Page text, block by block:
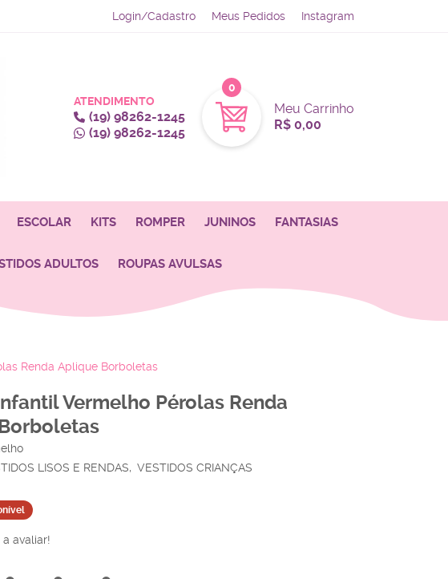
Login/Cadastro Meus Pedidos Instagram
ATENDIMENTO
(19)98262-1245
(19)98262-1245
Meu Carrinho
0
R$ 0,00
ESCOLAR KITS ROMPER JUNINOS FANTASIAS
ADULTOS ROUPAS AVULSAS
Renda Aplique Borboletas
Vermelho Pérolas Renda
LISOS E RENDAS
VESTIDOS CRIANÇAS
avaliar!